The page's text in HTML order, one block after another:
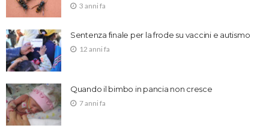
3 anni fa
Sentenza finale per la frode su vaccini e autismo
12 anni fa
Quando il bimbo in pancia non cresce
7 anni fa